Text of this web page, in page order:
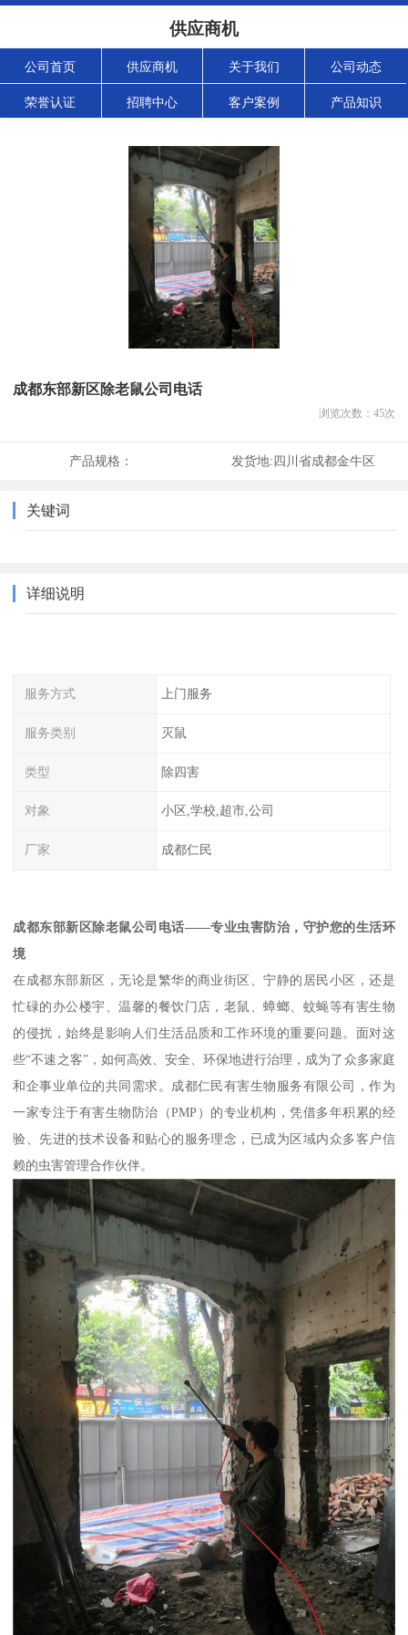
供应商机
公司首页 供应商机 关于我们 公司动态
荣誉认证 招聘中心 客户案例 产品知识
成都东部新区除老鼠公司电话
浏览次数： 45次
产品规格： 发货地:四川省成都金牛区
关键词
详细说明
服务方式 上门服务
服务类别 灭鼠
类型 除四害
对象 小区,学校,超市,公司
厂家 成都仁民
成都东部新区除老鼠公司电话——专业虫害防治，守护您的生活环
境
在成都东部新区，无论是繁华的商业街区、宁静的居民小区，还是
忙碌的办公楼宇、温馨的餐饮门店，老鼠、蟑螂、蚊蝇等有害生物
的侵扰，始终是影响人们生活品质和工作环境的重要问题。面对这
些“不速之客”，如何高效、安全、环保地进行治理，成为了众多家庭
和企事业单位的共同需求。成都仁民有害生物服务有限公司，作为
一家专注于有害生物防治（PMP）的专业机构，凭借多年积累的经
验、先进的技术设备和贴心的服务理念，已成为区域内众多客户信
赖的虫害管理合作伙伴。